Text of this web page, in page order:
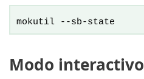
mokutil --sb-state
Modo interactivo